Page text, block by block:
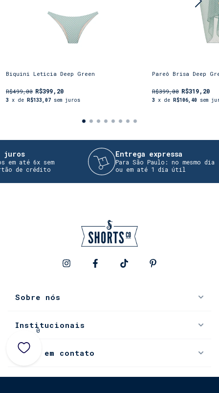
Biquini Leticia Deep Green
R$499,00 R$399,20
3 x de R$133,07 sem juros
Pareô Brisa Deep
R$399,00 R$319,20
3 x de R$106,40 sem
até 6x sem
crédito
Entrega expressa
Para São Paulo: no mesmo dia
ou em até 1 dia útil
Sobre nós
Institucionais
Entre em contato
0